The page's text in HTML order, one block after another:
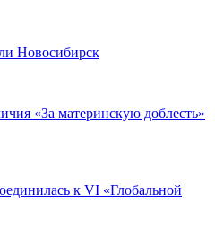
Новосибирск
«За материнскую доблесть»
к VI «Глобальной